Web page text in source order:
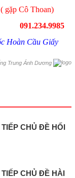
gặp Cô Thoan)
091.234.9985
Hoàn Cầu Giấy
Trung Ánh Dương
CHỦ ĐỀ HỐI
CHỦ ĐỀ HÀI